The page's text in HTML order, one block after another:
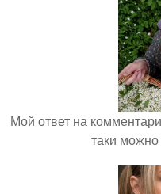
Мой ответ на
таки